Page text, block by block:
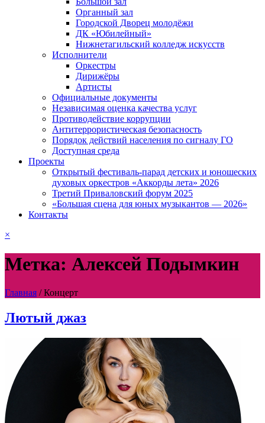
Органный зал
Городской Дворец молодёжи
ДК «Юбилейный»
Нижнетагильский колледж искусств
Исполнители
Оркестры
Дирижёры
Артисты
Официальные документы
Независимая оценка качества услуг
Противодействие коррупции
Антитеррористическая безопасность
Порядок действий населения по сигналу ГО
Доступная среда
Проекты
Открытый фестиваль-парад детских и юношеских
духовых оркестров «Аккорды лета» 2026
Третий Приваловский форум 2025
«Большая сцена для юных музыкантов — 2026»
Контакты
×
Метка: Алексей Подымкин
Главная /Концерт
Лютый джаз